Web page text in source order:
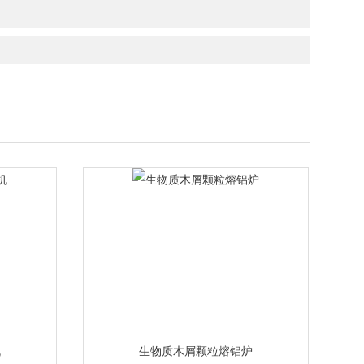
生物质木屑颗粒熔铝炉